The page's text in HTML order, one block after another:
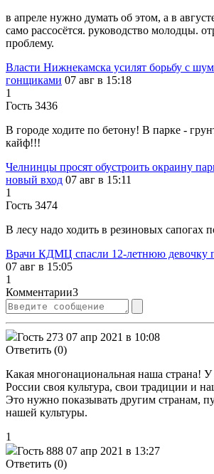
в апреле нужно думать об этом, а в
само рассосётся. руководство молодцы.
проблему.
Власти Нижнекамска усилят борьбу с
гонщиками 07 авг в 15:18
1
Гость 3436
В городе ходите по бетону! В парке -
кайф!!!
Челнинцы просят обустроить окраину
новый вход 07 авг в 15:11
1
Гость 3474
В лесу надо ходить в резиновых сапогах
Врачи КДМЦ спасли 12-летнюю девочку
07 авг в 15:05
1
Комментарии3
Гость 273 07 апр 2021 в 10:08
Ответить (0)
Какая многонациональная наша страна! У
России своя культура, свои традиции и
Это нужно показывать другим странам,
нашей культуры.
1
Гость 888 07 апр 2021 в 13:27
Ответить (0)